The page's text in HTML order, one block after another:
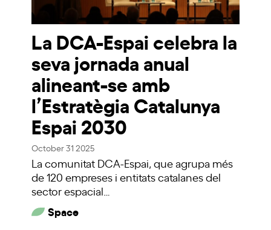
La DCA-Espai celebra la
seva jornada anual
alineant-se amb
l’Estratègia Catalunya
Espai 2030
October 31 2025
La comunitat DCA-Espai, que agrupa més
de 120 empreses i entitats catalanes del
sector espacial…
Space